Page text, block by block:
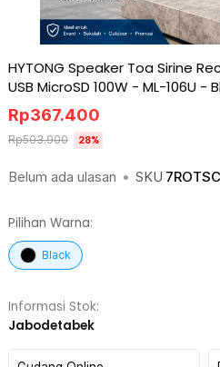
HYTONG Speaker Toa Sirine
USB MicroSD 100W - ML-106U -
Belum ada ulasan • SKU
Rp367.400
Rp503.900 28%
Pilihan Warna:
Black
Informasi Stok:
Jabodetabek